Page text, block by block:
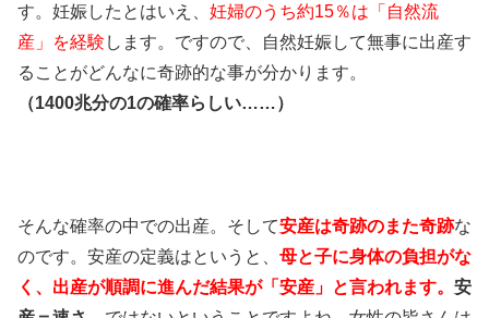
す。妊娠したとはいえ、 妊婦のうち約15％は「自然流
産」を経験 します。ですので、自然妊娠して無事に出産す
ることがどんなに奇跡的な事が分かります。
（1400兆分の1の確率らしい……）
そんな確率の中での出産。そして安産は奇跡のまた奇跡な
のです。安産の定義はというと、 母と子に身体の負担がな
く、出産が順調に進んだ結果が「安産」と言われます。 安